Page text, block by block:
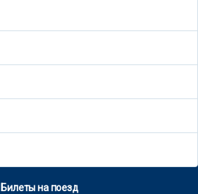
Билеты на поезд